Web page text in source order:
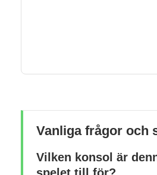
Vanliga frågor och
Vilken konsol är